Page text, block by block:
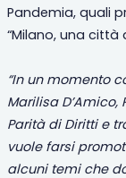
Pandemia, quali
“Milano, una città
“In un momento
Marilisa
Parità di Diritti e
vuole farsi
alcuni temi che